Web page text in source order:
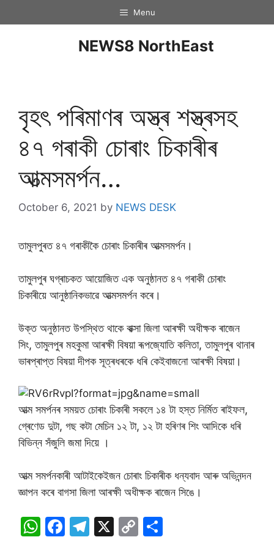
Menu
NEWS8 NorthEast
বৃহৎ পৰিমাণৰ অস্ত্ৰ শস্ত্ৰসহ
৪৭ গৰাকী চোৰাং চিকাৰীৰ
আত্মসমৰ্পন…
October 6, 2021 by NEWS DESK
তামুলপুৰত ৪৭ গৰাকীকৈ চোৰাং চিকাৰীৰ আত্মসমৰ্পন।
তামুলপুৰ ঘগ্ৰাচকত আয়োজিত এক অনুষ্ঠানত ৪৭ গৰাকী চোৰাং
চিকাৰীয়ে আনুষ্ঠানিকভাৱে আত্মসমৰ্পন কৰে।
উক্ত অনুষ্ঠানত উপস্থিত থাকে বাক্সা জিলা আৰক্ষী অধীক্ষক ৰাজেন
সিং, তামুলপুৰ মহকুমা আৰক্ষী বিষয়া ৰূপজ্যোতি কলিতা, তামুলপুৰ থানাৰ
ভাৰপ্ৰাপ্ত বিষয়া দীপক সূত্ৰধৰকে ধৰি কেইবাজনো আৰক্ষী বিষয়া।
আত্ম সমৰ্পনৰ সময়ত চোৰাং চিকাৰী সকলে ১৪ টা হস্ত নিৰ্মিত ৰাইফল,
গ্ৰেণেড দুটা, গছ কটা মেচিন ১২ টা, ১২ টা হৰিণৰ শিং আদিকে ধৰি
বিভিন্ন সঁজুলি জমা দিয়ে ।
আত্ম সমৰ্পনকাৰী আটাইকেইজন চোৰাং চিকাৰীক ধন্যবাদ আৰু অভিনন্দন
জ্ঞাপন কৰে বাগসা জিলা আৰক্ষী অধীক্ষক ৰাজেন সিঙে।
W F
T
X
C